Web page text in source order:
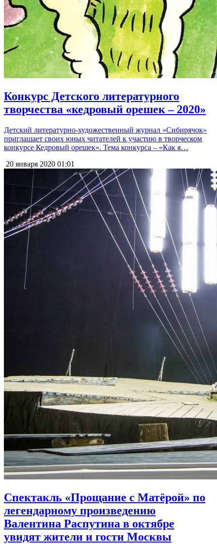
Конкурс Детского литературного
творчества «кедровый орешек – 2020»
Детский литературно-художественный журнал «Сибирячок»
приглашает своих юных читателей к участию в творческом
конкурсе Кедровый орешек». Тема конкурса – «Как я…
20 января 2020 01:01
Спектакль «Прощание с Матёрой» по
легендарному произведению
Валентина Распутина в октябре
увидят жители и гости Москвы